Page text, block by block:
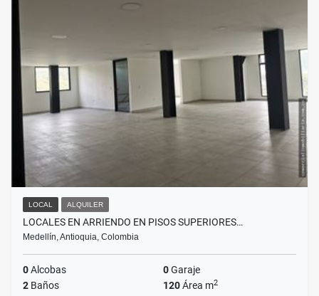
LOCAL ALQUILER
LOCALES EN ARRIENDO EN PISOS SUPERIORES…
Medellín, Antioquia, Colombia
0Alcobas 0Garaje
2 Baños 120Área m2